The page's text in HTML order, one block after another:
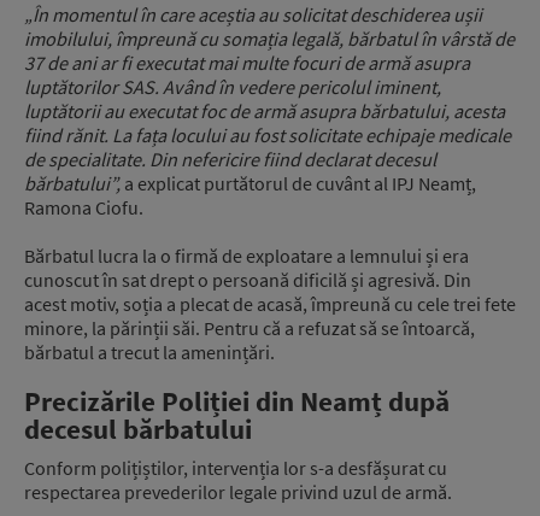
„În momentul în care aceștia au solicitat deschiderea ușii
imobilului, împreună cu somația legală, bărbatul în vârstă de
37 de ani ar fi executat mai multe focuri de armă asupra
luptătorilor SAS. Având în vedere pericolul iminent,
luptătorii au executat foc de armă asupra bărbatului, acesta
fiind rănit. La fața locului au fost solicitate echipaje medicale
de specialitate. Din nefericire fiind declarat decesul
bărbatului”, a explicat purtătorul de cuvânt al IPJ Neamț,
Ramona Ciofu.
Bărbatul lucra la o firmă de exploatare a lemnului și era
cunoscut în sat drept o persoană dificilă și agresivă. Din
acest motiv, soția a plecat de acasă, împreună cu cele trei fete
minore, la părinții săi. Pentru că a refuzat să se întoarcă,
bărbatul a trecut la amenințări.
Precizările Poliției din Neamț după
decesul bărbatului
Conform polițiștilor, intervenția lor s-a desfășurat cu
respectarea prevederilor legale privind uzul de armă.